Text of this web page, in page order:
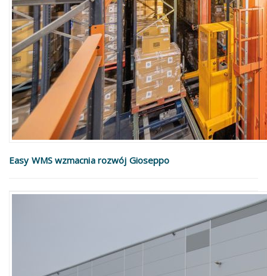
Easy WMS wzmacnia rozwój Gioseppo